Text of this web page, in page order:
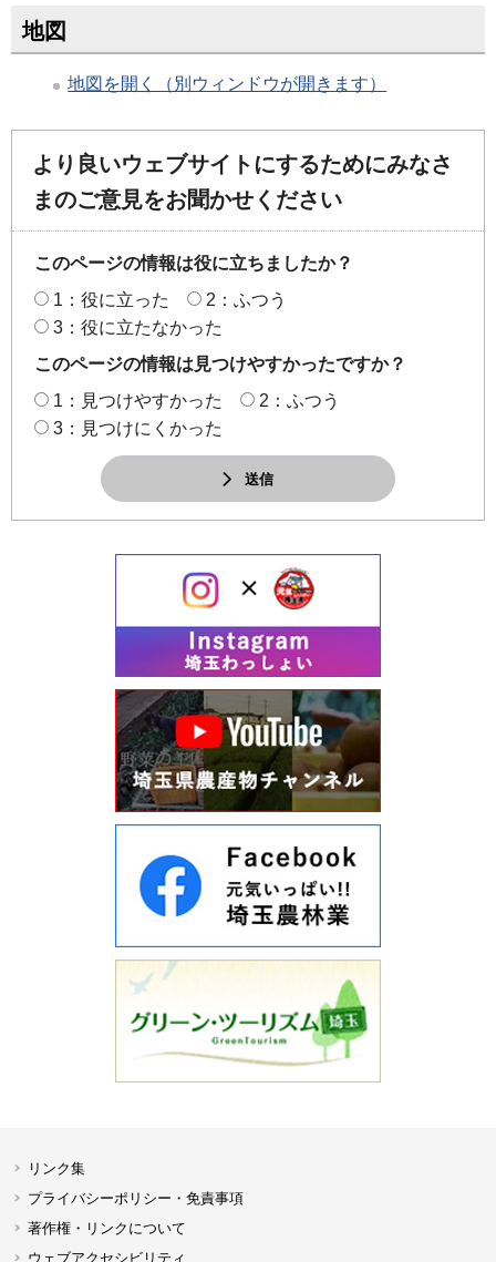
地図
地図を開く（別ウィンドウが開きます）
より良いウェブサイトにするためにみなさ
まのご意見をお聞かせください
このページの情報は役に立ちましたか？
1：役に立った
2：ふつう
3：役に立たなかった
このページの情報は見つけやすかったですか？
1：見つけやすかった
2：ふつう
3：見つけにくかった
送信
リンク集
プライバシーポリシー・免責事項
著作権・リンクについて
ウェブアクセシビリティ